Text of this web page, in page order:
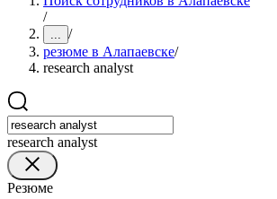
/
... /
резюме в Алапаевске/
research analyst
research analyst
Резюме